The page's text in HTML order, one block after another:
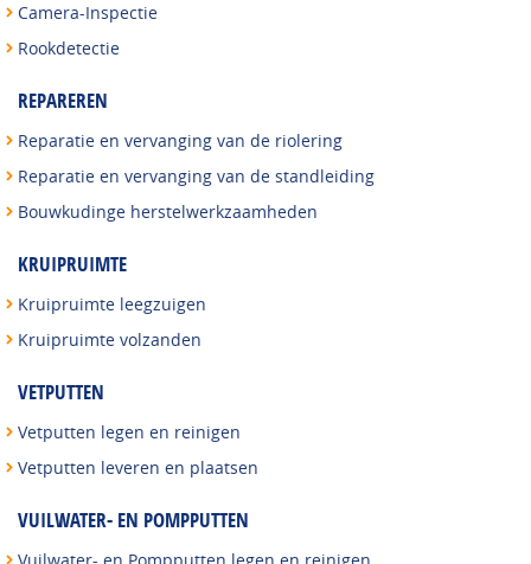
Camera-Inspectie
Rookdetectie
REPAREREN
Reparatie en vervanging van de riolering
Reparatie en vervanging van de standleiding
Bouwkudinge herstelwerkzaamheden
KRUIPRUIMTE
Kruipruimte leegzuigen
Kruipruimte volzanden
VETPUTTEN
Vetputten legen en reinigen
Vetputten leveren en plaatsen
VUILWATER- EN POMPPUTTEN